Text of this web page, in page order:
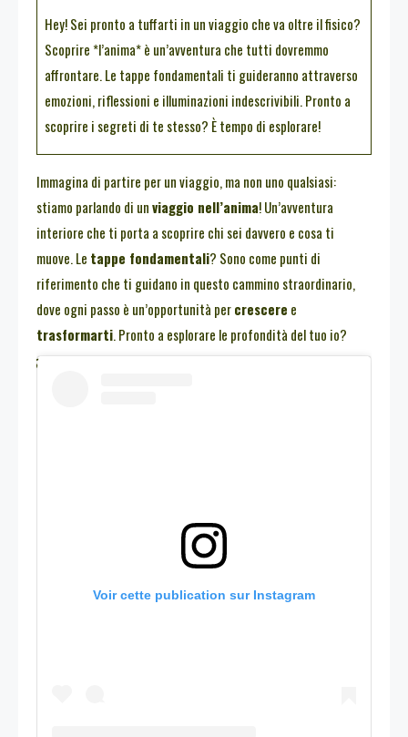
Hey! Sei pronto a tuffarti in un viaggio che va oltre il fisico?
Scoprire *l’anima* è un’avventura che tutti dovremmo
affrontare. Le tappe fondamentali ti guideranno attraverso
emozioni, riflessioni e illuminazioni indescrivibili. Pronto a
scoprire i segreti di te stesso? È tempo di esplorare!
Immagina di partire per un viaggio, ma non uno qualsiasi:
stiamo parlando di unviaggio nell’anima! Un’avventura
interiore che ti porta a scoprire chi sei davvero e cosa ti
muove. Le tappe fondamentali? Sono come punti di
riferimento che ti guidano in questo cammino straordinario,
dove ogni passo è un’opportunità percrescere e
trasformarti. Pronto a esplorare le profondità del tuo io?
Voir cette publication sur Instagram